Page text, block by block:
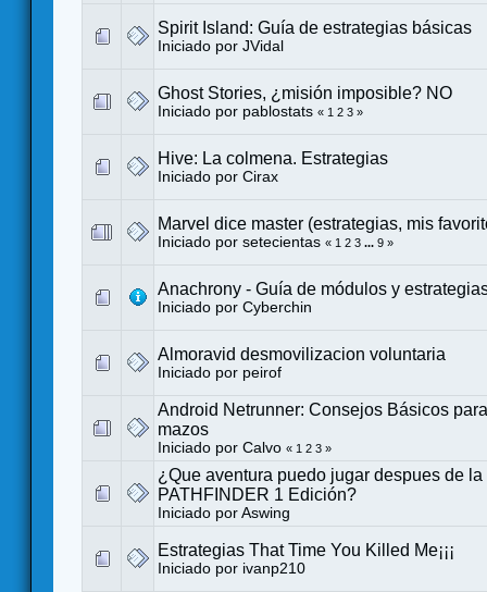
Spirit Island: Guía de estrategias básicas
Iniciado por JVidal
Ghost Stories, ¿misión imposible? NO
Iniciado por pablostats « 1 2 3 »
Hive: La colmena. Estrategias
Iniciado por Cirax
Marvel dice master (estrategias, mis
Iniciado por setecientas « 1 2 3 ... 9 »
Anachrony - Guía de módulos y
Iniciado por Cyberchin
Almoravid desmovilizacion voluntaria
Iniciado por peirof
Android Netrunner: Consejos Básicos
mazos
Iniciado por Calvo « 1 2 3 »
¿Que aventura puedo jugar despues de
PATHFINDER 1 Edición?
Iniciado por Aswing
Estrategias That Time You Killed Me¡¡¡
Iniciado por ivanp210